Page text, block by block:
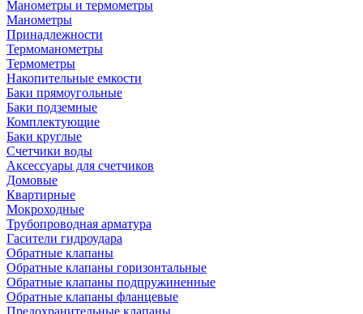
Манометры и термометры
Манометры
Принадлежности
Термоманометры
Термометры
Накопительные емкости
Баки прямоугольные
Баки подземные
Комплектующие
Баки круглые
Счетчики воды
Аксессуары для счетчиков
Домовые
Квартирные
Мокроходные
Трубопроводная арматура
Гасители гидроудара
Обратные клапаны
Обратные клапаны горизонтальные
Обратные клапаны подпружиненные
Обратные клапаны фланцевые
Предохранительные клапаны